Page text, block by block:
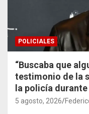
POLICIALES
“Buscaba que
testimonio de la
la policía
5 agosto, 2026